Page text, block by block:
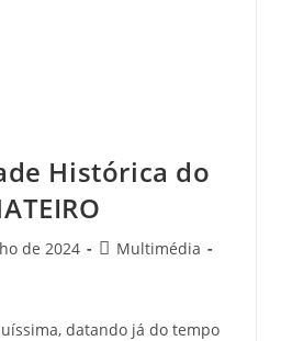
Histórica do
de 2024
PostMultimédia
datando já do tempo